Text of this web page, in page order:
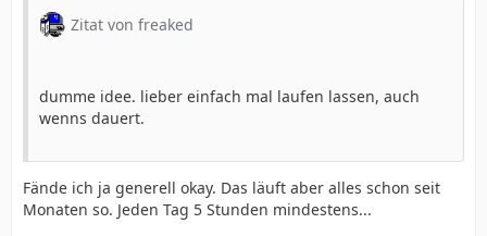
Zitat von freaked
dumme idee. lieber einfach mal laufen lassen, auch
wenns dauert.
Fände ich ja generell okay. Das läuft aber alles schon seit
Monaten so. Jeden Tag 5 Stunden mindestens...